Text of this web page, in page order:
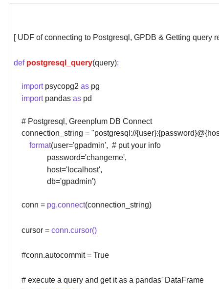
[ UDF of connecting to Postgresql, GPDB & Getting query
def postgresql_query(query):
import psycopg2 as pg
import pandas as pd
# Postgresql, Greenplum DB Connect
connection_string = "postgresql://
format(user='gpadmin', # put your info
password='changeme',
host='localhost',
db='gpadmin')
conn = pg.connect(connection_string)
cursor = conn.cursor()
#conn.autocommit = True
# execute a query and get it as a pandas' DataFrame